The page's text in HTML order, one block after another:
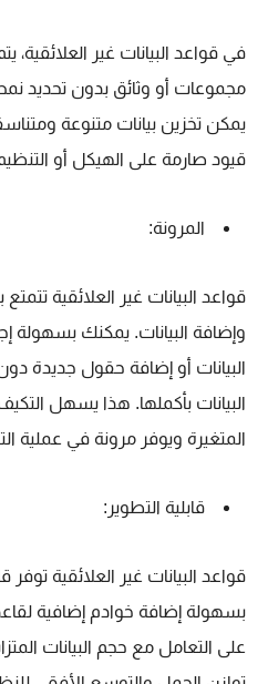
في قواعد البيانات غير العلائقية،
مجموعات أو وثائق بدون تحديد
يمكن تخزين بيانات متنوعة
قيود صارمة على الهيكل أو
المرونة:
قواعد البيانات غير العلائقية
وإضافة البيانات. يمكنك بسهولة
البيانات أو إضافة حقول جديدة دون
البيانات بأكملها. هذا يسهل
المتغيرة ويوفر مرونة في عملية
قابلية التطوير:
قواعد البيانات غير العلائقية
بسهولة إضافة خوادم إضافية
على التعامل مع حجم البيانات